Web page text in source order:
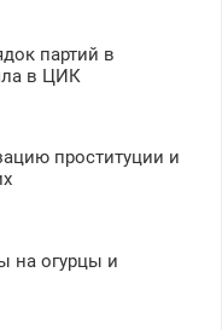
партий в
в ЦИК
проституции и
на огурцы и